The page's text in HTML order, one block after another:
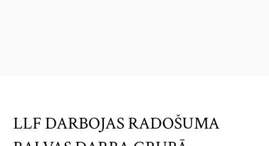
LLF DARBOJAS RADOŠUMA